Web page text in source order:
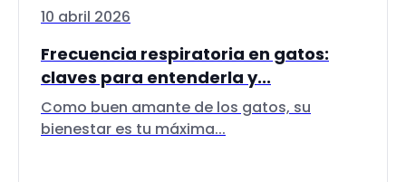
10 abril 2026
Frecuencia respiratoria en gatos:
claves para entenderla y...
Como buen amante de los gatos, su
bienestar es tu máxima...